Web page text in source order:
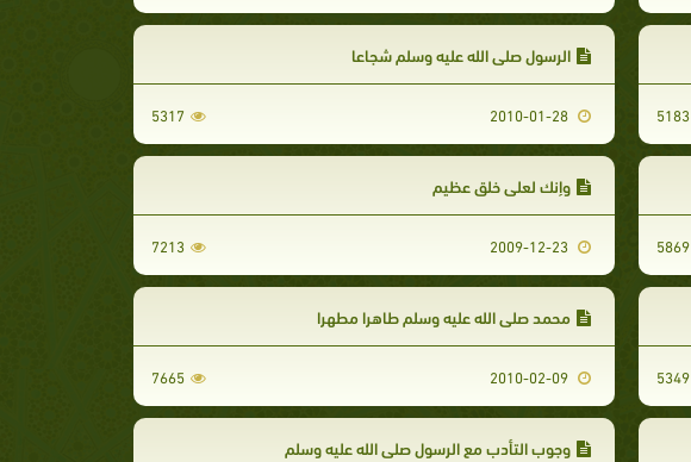
5183
الرسول صلى الله عليه وسلم شجاعا
2010-01-28
5317
5869
وإنك لعلى خلق عظيم
2009-12-23
7213
5349
محمد صلى الله عليه وسلم طاهرا مطهرا
2010-02-09
7665
وجوب التأدب مع الرسول صلى الله عليه وسلم